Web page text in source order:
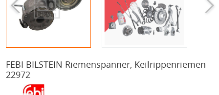
FEBI BILSTEIN Riemenspanner, Keilrippenriemen
22972